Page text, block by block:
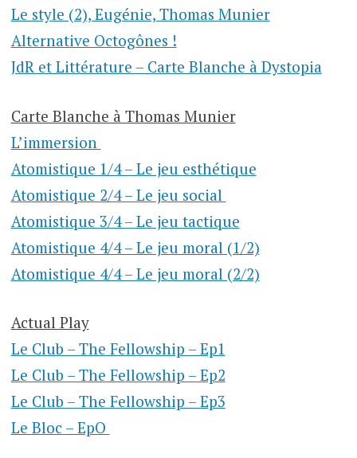
Le style (2), Eugénie, Thomas Munier
Alternative Octogônes !
JdR et Littérature – Carte Blanche à Dystopia
Carte Blanche à Thomas Munier
L’immersion
Atomistique 1/4 – Le jeu esthétique
Atomistique 2/4 – Le jeu social
Atomistique 3/4 – Le jeu tactique
Atomistique 4/4 – Le jeu moral (1/2)
Atomistique 4/4 – Le jeu moral (2/2)
Actual Play
Le Club – The Fellowship – Ep1
Le Club – The Fellowship – Ep2
Le Club – The Fellowship – Ep3
Le Bloc – EpO